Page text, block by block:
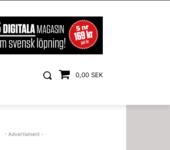
0,00 SEK
- Advertisment -